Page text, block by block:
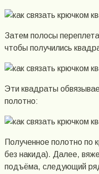
Затем полосы
чтобы получились
Эти квадраты
полотно:
Полученное полотно по
без накида). Далее,
подъёма, следующий